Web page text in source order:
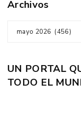
Archivos
mayo 2026 (456)
UN PORTAL
TODO EL